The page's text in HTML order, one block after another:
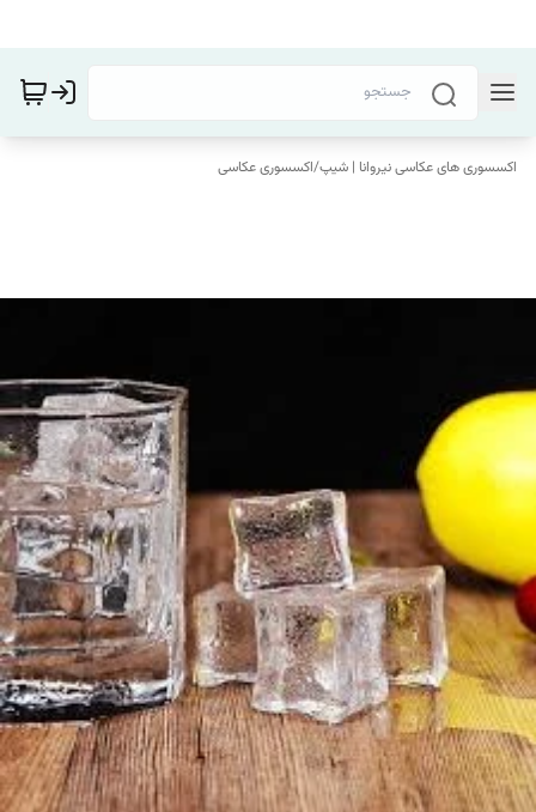
اکسسوری های عکاسی نیروانا | شیپ/اکسسوری عکاسی